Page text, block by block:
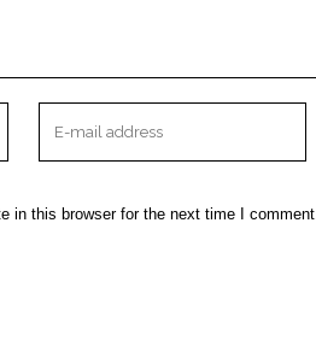
in this browser for the next time I comment.